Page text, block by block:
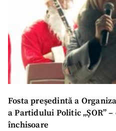
Fosta președintă a
a Partidului Politic „ȘOR”
închisoare